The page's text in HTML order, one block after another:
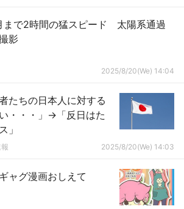
まで2時間の猛スピード 太陽系通過
影
2025/8/20(We) 14:04
たちの日本人に対する
・・・」→「反日はた
」
2025/8/20(We) 14:03
ャグ漫画おしえて